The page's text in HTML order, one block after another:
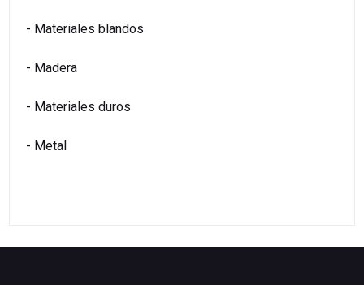
- Materiales blandos
- Madera
- Materiales duros
- Metal